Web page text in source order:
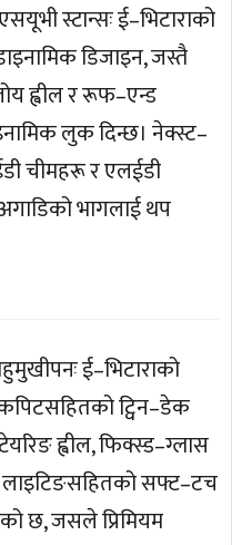
स्टान्सः ई–भिटाराको
डिजाइन, जस्तै
ह्वील र रूफ–एन्ड
लुक दिन्छ। नेक्स्ट–
चीमहरू र एलईडी
भागलाई थप
ई–भिटाराको
ट्विन–डेक
ह्वील, फिक्स्ड–ग्लास
सफ्ट–टच
छ, जसले प्रिमियम